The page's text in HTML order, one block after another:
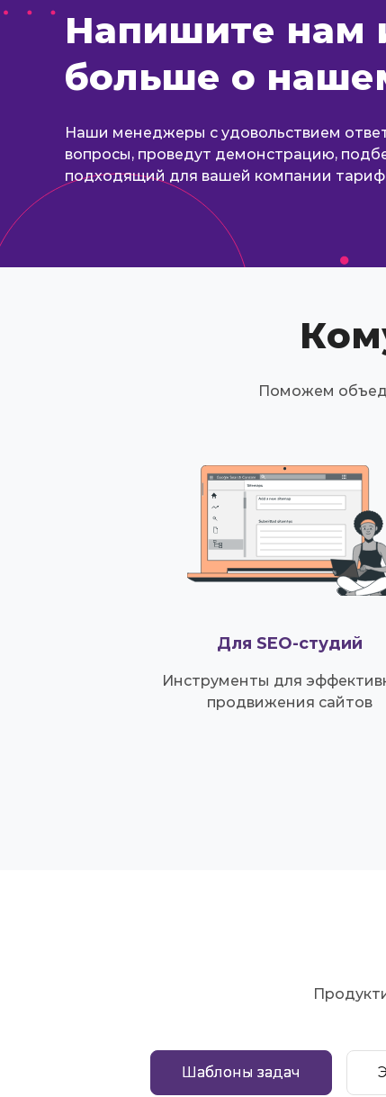
Напишите нам
больше о
Наши менеджеры с удовольствием
вопросы, проведут демонстрацию,
подходящий для вашей компании тариф
Поможем
Для SEO-студий
Инструменты для
продвижения сайтов
Шаблоны задач